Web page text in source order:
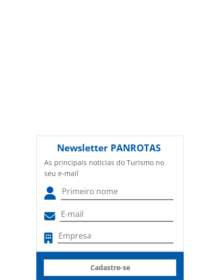
Newsletter PANROTAS
As principais notícias do Turismo no
seu e-mail
Cadastre-se